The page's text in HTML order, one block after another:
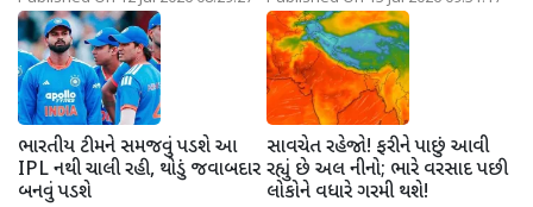
ભારતીય ટીમને સમજવું પડશે આ
IPL નથી ચાલી રહી, થોડું જવાબદાર
બનવું પડશે
સાવચેત રહેજો! ફરીને પાછું આવી
રહ્યું છે અલ નીનો; ભારે વરસાદ પછી
લોકોને વધારે ગરમી થશે!